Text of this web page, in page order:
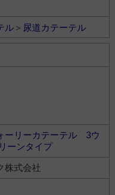
ル＞ 尿道カテーテル
ーリーカテーテル 3ウ
ーンタイプ
株式会社